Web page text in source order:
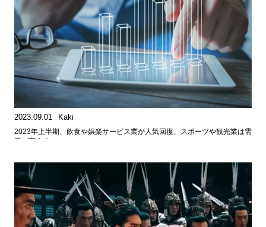
2023.09.01 Kaki
2023年上半期、飲食や娯楽サービス業が人気回復、スポーツや観光業は需
要が高まる